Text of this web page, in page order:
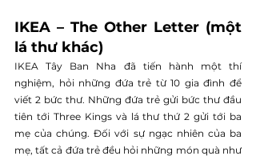
IKEA – The Other Letter (một
lá thư khác)
IKEA Tây Ban Nha đã tiến hành một thí
nghiệm, hỏi những đứa trẻ từ 10 gia đình để
viết 2 bức thư. Những đứa trẻ gửi bức thư đầu
tiên tới Three Kings và lá thư thứ 2 gửi tới ba
mẹ của chúng. Đối với sự ngạc nhiên của ba
mẹ, tất cả đứa trẻ đều hỏi những món quà như